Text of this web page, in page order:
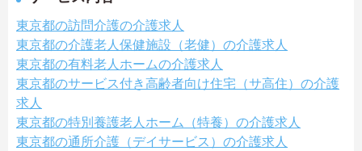
東京都の訪問介護の介護求人
東京都の介護老人保健施設（老健）の介護求人
東京都の有料老人ホームの介護求人
東京都のサービス付き高齢者向け住宅（サ高住）の介護
求人
東京都の特別養護老人ホーム（特養）の介護求人
東京都の通所介護（デイサービス）の介護求人